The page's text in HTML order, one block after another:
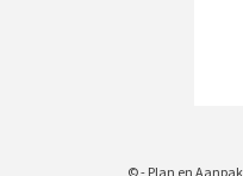
© - Plan en Aanpak